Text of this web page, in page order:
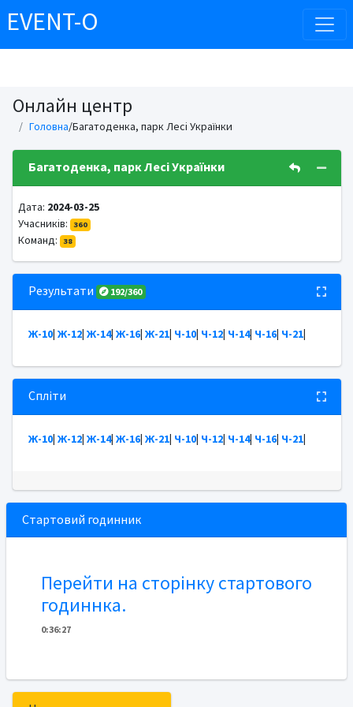
EVENT-O
Онлайн центр
Головна/Багатоденка, парк Лесі Українки
Багатоденка, парк Лесі Українки
Дата: 2024-03-25
Учасників:
360
Команд: 38
Результати 192/360
Ж-10| Ж-12| Ж-14| Ж-16| Ж-21| Ч-10| Ч-12| Ч-14| Ч-16| Ч-21|
Спліти
Ж-10| Ж-12| Ж-14| Ж-16| Ж-21| Ч-10| Ч-12| Ч-14| Ч-16| Ч-21|
Стартовий годинник
Перейти на сторінку стартового
годиннка.
0:36:27